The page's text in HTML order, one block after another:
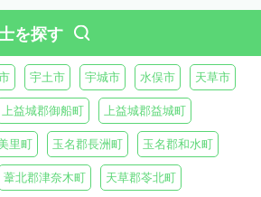
を探す
宇土市 宇城市 水俣市 天草市
上益城郡御船町 上益城郡益城町
里町 玉名郡長洲町 玉名郡和水町
葦北郡津奈木町 天草郡苓北町